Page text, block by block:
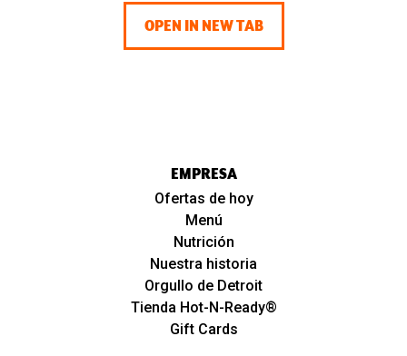
OPEN IN NEW TAB
EMPRESA
Ofertas de hoy
Menú
Nutrición
Nuestra historia
Orgullo de Detroit
Tienda Hot-N-Ready®
Gift Cards